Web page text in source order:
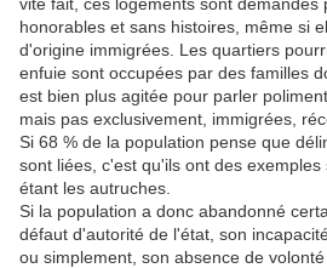
honorables et sans histoires, même si
d'origine immigrées. Les quartiers
enfuie sont occupées par des familles
est bien plus agitée pour parler
mais pas exclusivement, immigrées,
Si 68 % de la population pense que
sont liées, c'est qu'ils ont des exemples
étant les autruches.
Si la population a donc abandonné
défaut d'autorité de l'état, son
ou simplement, son absence de volonté